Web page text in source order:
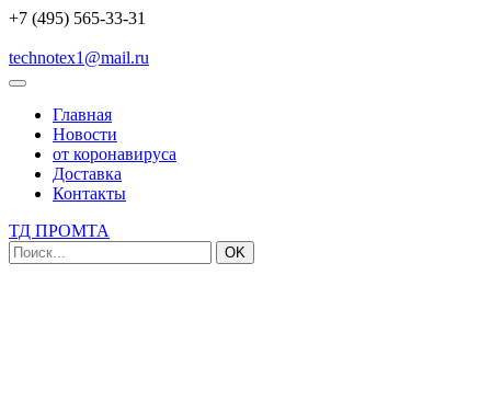
+7 (495) 565-33-31
technotex1@mail.ru
Главная
Новости
от коронавируса
Доставка
Контакты
ТД ПРОМТА
OK